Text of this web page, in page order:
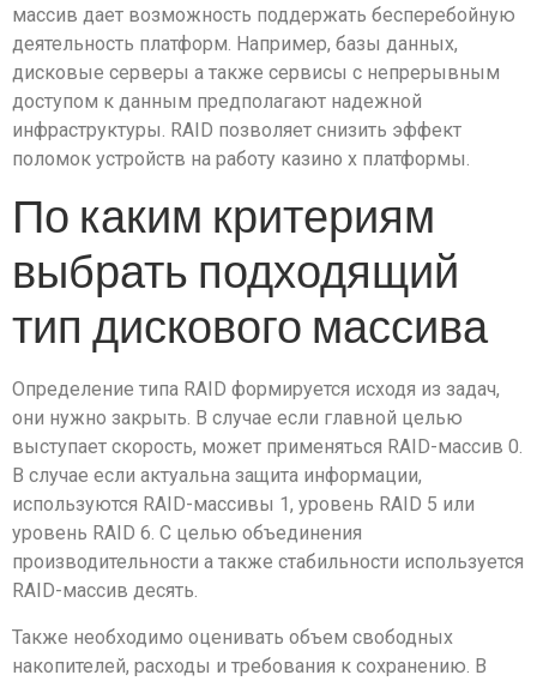
массив дает возможность поддержать бесперебойную
деятельность платформ. Например, базы данных,
дисковые серверы а также сервисы с непрерывным
доступом к данным предполагают надежной
инфраструктуры. RAID позволяет снизить эффект
поломок устройств на работу казино х платформы.
По каким критериям
выбрать подходящий
тип дискового массива
Определение типа RAID формируется исходя из задач,
они нужно закрыть. В случае если главной целью
выступает скорость, может применяться RAID-массив 0.
В случае если актуальна защита информации,
используются RAID-массивы 1, уровень RAID 5 или
уровень RAID 6. С целью объединения
производительности а также стабильности используется
RAID-массив десять.
Также необходимо оценивать объем свободных
накопителей, расходы и требования к сохранению. В